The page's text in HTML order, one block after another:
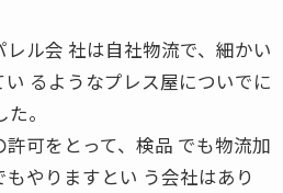
ル会 社は自社物流で、細かい
るようなプレス屋についでに
。
可をとって、検品 でも物流加
やりますとい う会社はあり